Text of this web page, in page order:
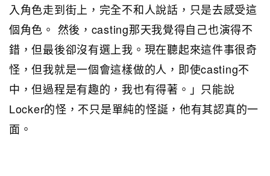
入角色走到街上，完全不和人說話，只是去感受這
個角色。 然後，casting那天我覺得自己也演得不
錯，但最後卻沒有選上我。現在聽起來這件事很奇
怪，但我就是一個會這樣做的人，即使casting不
中，但過程是有趣的，我也有得著。」只能說
Locker的怪，不只是單純的怪誕，他有其認真的一
面。